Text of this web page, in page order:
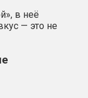
в неё
— это не